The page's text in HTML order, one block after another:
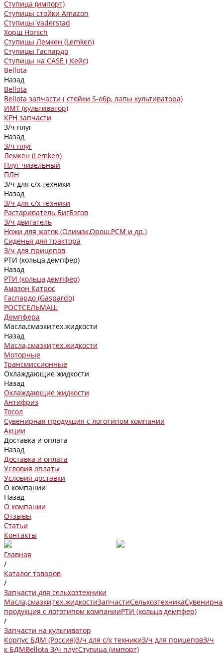
Ступица (импорт)
Ступицы стойки Amazon
Ступицы Vaderstad
Хорш Horsch
Ступицы Лемкен (Lemken)
Ступицы Гаспардо
Ступицы на CASE ( Кейс)
Bellota
Назад
Bellota
Bellota запчасти ( стойки S-обр, лапы культиватора)
ИМТ (культиватор)
КРН запчасти
З/ч плуг
Назад
З/ч плуг
Лемкен (Lemken)
Плуг чизельный
ПЛН
З/ч для с/х техники
Назад
З/ч для с/х техники
Растариватель БигБэгов
З/ч двигатель
Ножи для жаток (Олимак,Орош,РСМ и др.)
Сиденья для трактора
З/ч для прицепов
РТИ (кольца,демпфер)
Назад
РТИ (кольца,демпфер)
Амазон Катрос
Гаспардо (Gaspardo)
РОСТСЕЛЬМАШ
Демпфера
Масла,смазки,тех.жидкости
Назад
Масла,смазки,тех.жидкости
Моторные
Трансмиссионные
Охлаждающие жидкости
Назад
Охлаждающие жидкости
Антифриз
Тосол
Сувенирная продукция с логотипом компании
Акции
Доставка и оплата
Назад
Доставка и оплата
Условия оплаты
Условия доставки
О компании
Назад
О компании
Отзывы
Статьи
Контакты
Главная
/
Каталог товаров
/
Запчасти для сельхозтехники
Масла,смазки,тех.жидкостиЗапчастиСельхозтехника
продукция с логотипом компанииРТИ (кольца,демпфер)
/
Запчасти на культиватор
Корпус БДМ (Россия)З/ч для с/х техникиЗ/ч для прицеповЗ/ч
к БДМBellota З/ч плугСтупица (импорт)